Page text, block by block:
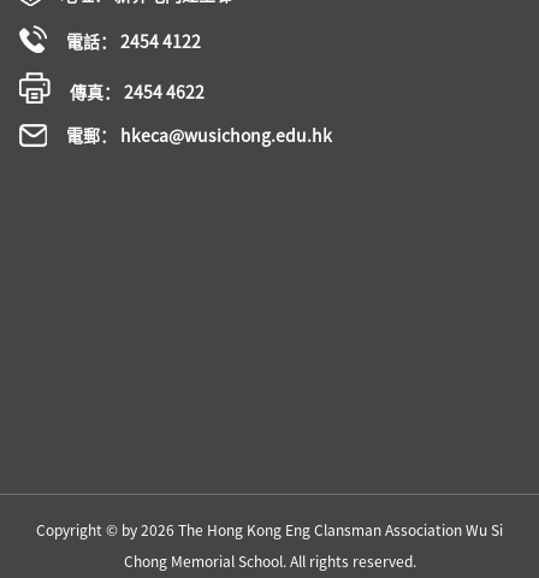
電話： 2454 4122
傳真： 2454 4622
電郵： hkeca@wusichong.edu.hk
Copyright © by 2026 The Hong Kong Eng Clansman Association Wu Si
Chong Memorial School. All rights reserved.